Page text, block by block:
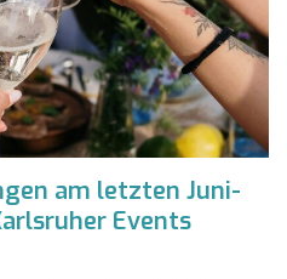
am letzten Juni-
Events